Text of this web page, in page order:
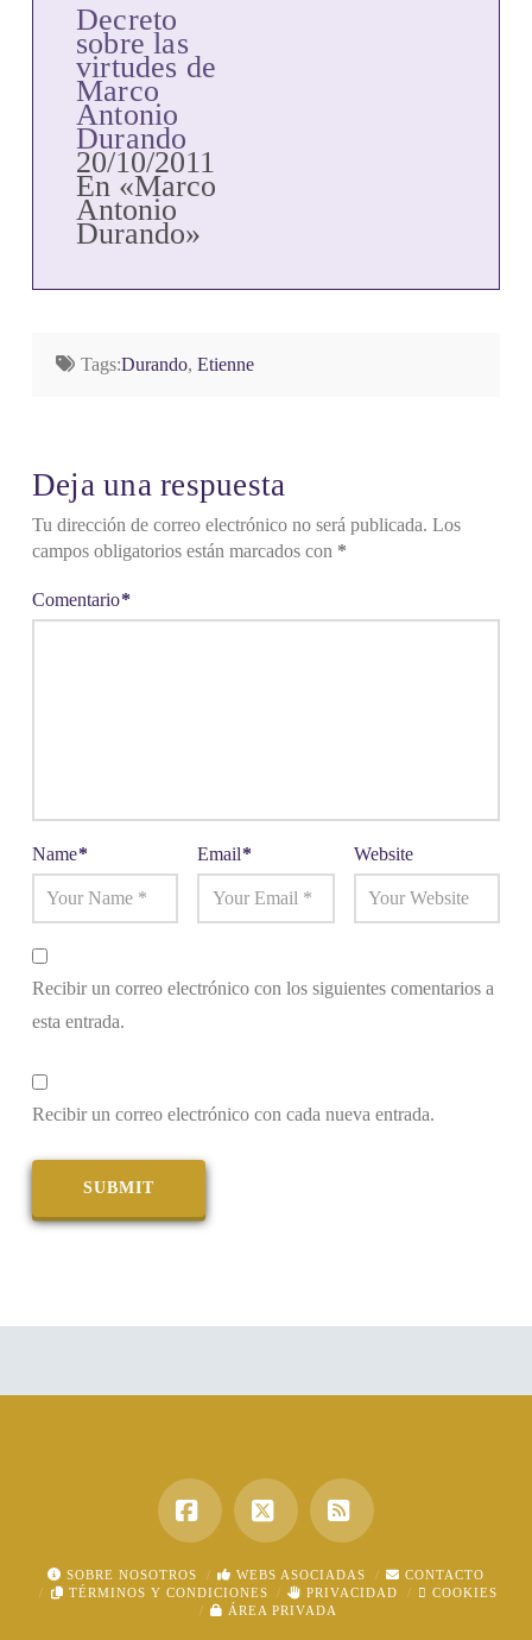
de la Misión.
Decreto
sobre las
virtudes de
Marco
Antonio
Durando
20/10/2011
En «Marco
Antonio
Durando»
Tags:Durando, Etienne
Deja una respuesta
Tu dirección de correo electrónico no será publicada. Los
campos obligatorios están marcados con *
Comentario*
Name* Email* Website
Recibir un correo electrónico con los siguientes comentarios a
esta entrada.
Recibir un correo electrónico con cada nueva entrada.
Facebook
X RSS
SOBRE NOSOTROS WEBS ASOCIADAS
CONTACTO
TÉRMINOS Y CONDICIONES
PRIVACIDAD
COOKIES
ÁREA PRIVADA